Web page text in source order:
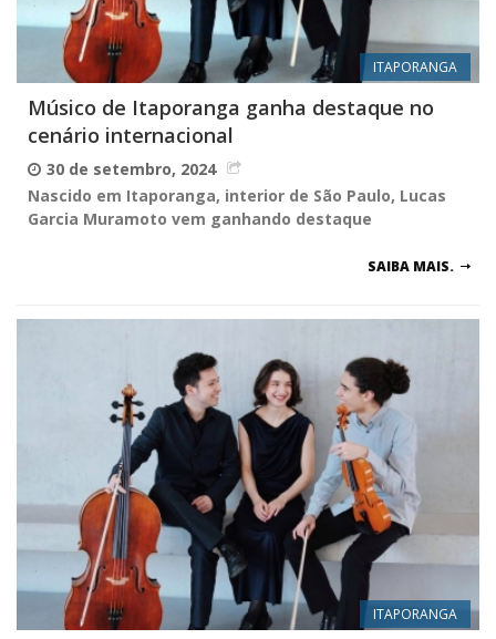
ITAPORANGA
Músico de Itaporanga ganha destaque no
cenário internacional
30 de setembro, 2024
Nascido em Itaporanga, interior de São Paulo, Lucas
Garcia Muramoto vem ganhando destaque
SAIBA MAIS.
ITAPORANGA